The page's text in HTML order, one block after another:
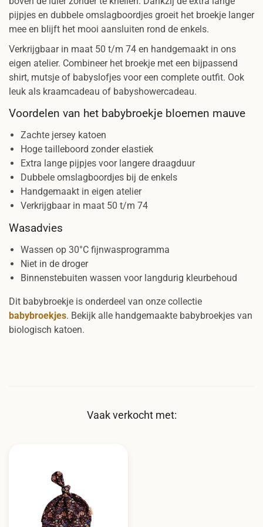
pijpjes en dubbele omslagboordjes groeit het broekje langer
mee en blijft het mooi aansluiten rond de enkels.
Verkrijgbaar in maat 50 t/m 74 en handgemaakt in ons
eigen atelier. Combineer het broekje met een bijpassend
shirt, mutsje of babyslofjes voor een complete outfit. Ook
leuk als kraamcadeau of babyshowercadeau.
Voordelen van het babybroekje bloemen mauve
Zachte jersey katoen
Hoge tailleboord zonder elastiek
Extra lange pijpjes voor langere draagduur
Dubbele omslagboordjes bij de enkels
Handgemaakt in eigen atelier
Verkrijgbaar in maat 50 t/m 74
Wasadvies
Wassen op 30°C fijnwasprogramma
Niet in de droger
Binnenstebuiten wassen voor langdurig kleurbehoud
Dit babybroekje is onderdeel van onze collectie
babybroekjes. Bekijk alle handgemaakte babybroekjes van
biologisch katoen.
Vaak verkocht met: